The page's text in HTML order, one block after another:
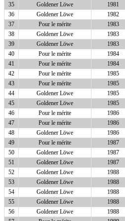
35
Goldener Löwe 1981
36
Goldener Löwe 1982
37
Pour le mérite 1983
38
Goldener Löwe 1983
39
Goldener Löwe 1983
40
Pour le mérite 1984
41
Pour le mérite 1984
42
Pour le mérite 1985
43
Pour le mérite 1985
44
Goldener Löwe 1985
45
Goldener Löwe 1985
46
Pour le mérite 1986
47
Pour le mérite 1986
48
Goldener Löwe 1986
49
Pour le mérite 1987
50
Goldener Löwe 1987
51
Goldener Löwe 1987
52
Goldener Löwe 1988
53
Goldener Löwe 1988
54
Goldener Löwe 1988
55
Goldener Löwe 1988
56
Goldener Löwe 1988